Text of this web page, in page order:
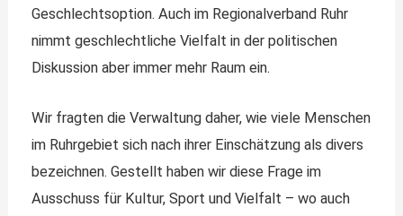
Geschlechtsoption. Auch im Regionalverband Ruhr
nimmt geschlechtliche Vielfalt in der politischen
Diskussion aber immer mehr Raum ein.
Wir fragten die Verwaltung daher, wie viele Menschen
im Ruhrgebiet sich nach ihrer Einschätzung als divers
bezeichnen. Gestellt haben wir diese Frage im
Ausschuss für Kultur, Sport und Vielfalt – wo auch